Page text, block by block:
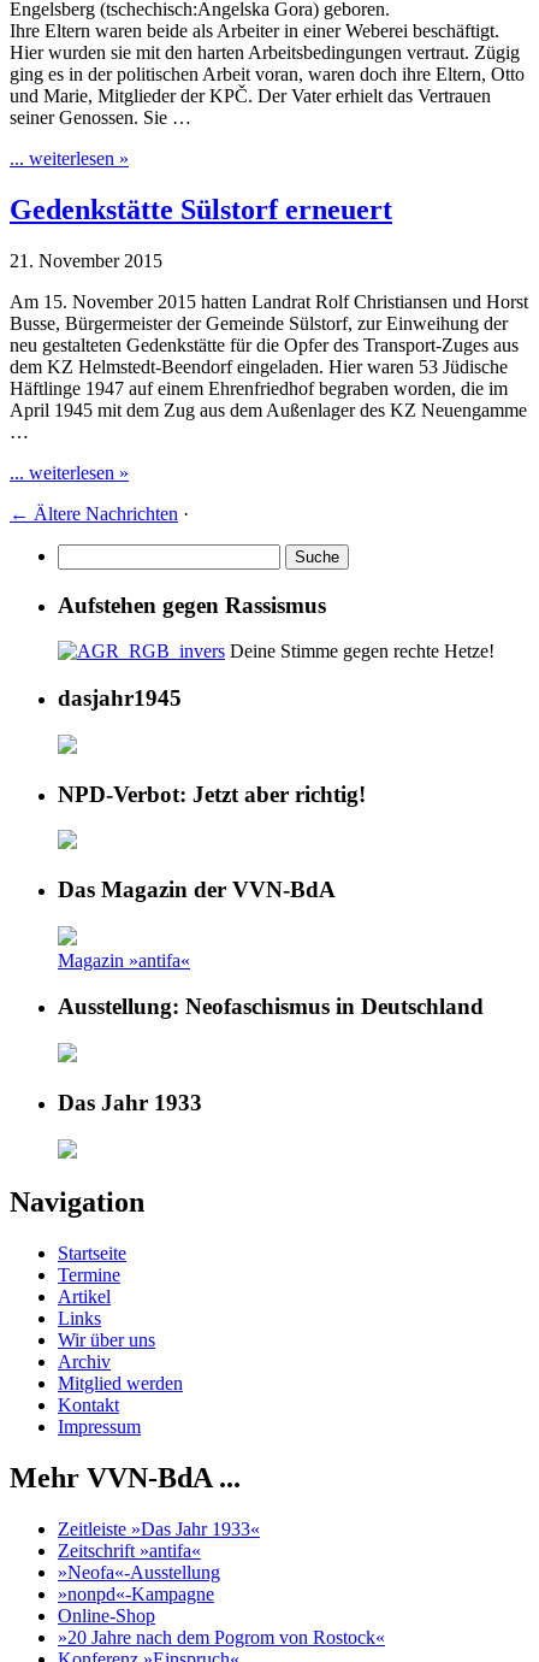
Engelsberg (tschechisch:Angelska Gora) geboren.
Ihre Eltern waren beide als Arbeiter in einer Weberei beschäftigt.
Hier wurden sie mit den harten Arbeitsbedingungen vertraut. Zügig
ging es in der politischen Arbeit voran, waren doch ihre Eltern, Otto
und Marie, Mitglieder der KPČ. Der Vater erhielt das Vertrauen
seiner Genossen. Sie …
... weiterlesen »
Gedenkstätte Sülstorf erneuert
21. November 2015
Am 15. November 2015 hatten Landrat Rolf Christiansen und Horst
Busse, Bürgermeister der Gemeinde Sülstorf, zur Einweihung der
neu gestalteten Gedenkstätte für die Opfer des Transport-Zuges aus
dem KZ Helmstedt-Beendorf eingeladen. Hier waren 53 Jüdische
Häftlinge 1947 auf einem Ehrenfriedhof begraben worden, die im
April 1945 mit dem Zug aus dem Außenlager des KZ Neuengamme
…
... weiterlesen »
← Ältere Nachrichten ·
Aufstehen gegen Rassismus
Deine Stimme gegen rechte Hetze!
dasjahr1945
NPD-Verbot: Jetzt aber richtig!
Das Magazin der VVN-BdA
Magazin »antifa«
Ausstellung: Neofaschismus in Deutschland
Das Jahr 1933
Navigation
Startseite
Termine
Artikel
Links
Wir über uns
Archiv
Mitglied werden
Kontakt
Impressum
Mehr VVN-BdA ...
Zeitleiste »Das Jahr 1933«
Zeitschrift »antifa«
»Neofa«-Ausstellung
»nonpd«-Kampagne
Online-Shop
»20 Jahre nach dem Pogrom von Rostock«